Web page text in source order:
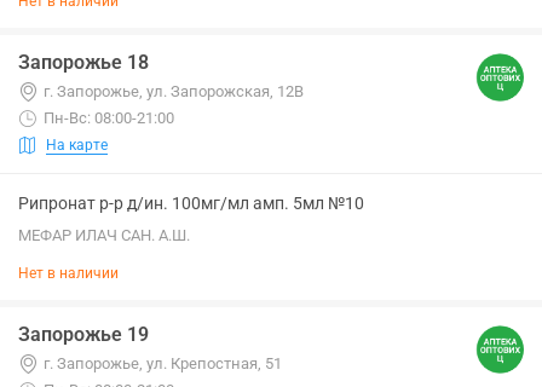
Запорожье 18
г. Запорожье, ул. Запорожская, 12В
Пн-Вс: 08:00-21:00
На карте
Рипронат р-р д/ин. 100мг/мл амп. 5мл №10
МЕФАР ИЛАЧ САН. А.Ш.
Нет в наличии
Запорожье 19
г. Запорожье, ул. Крепостная, 51